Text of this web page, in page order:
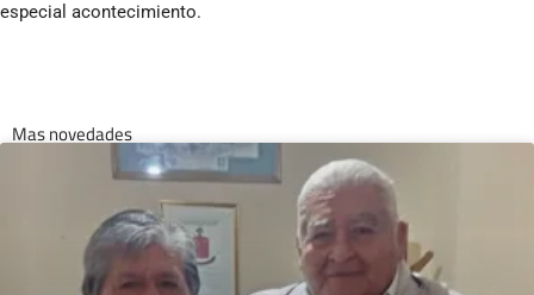
especial acontecimiento.
Mas novedades